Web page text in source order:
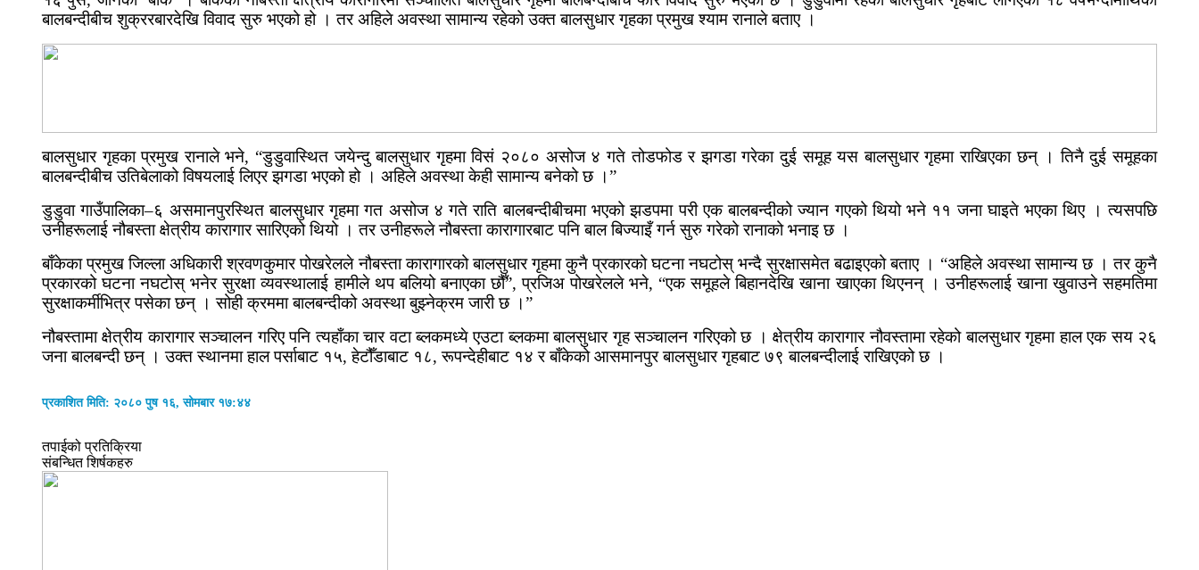
बालबन्दीबीच शुक्ररबारदेखिविवाद सुरु भएको हो । तर अहिले अवस्था सामान्य रहेको उक्त बालसुधार गृहका प्रमुख श्याम रानाले बताए ।
बालसुधार गृहका प्रमुख रानाले भने, “डुडुवास्थित जयेन्दुबालसुधार गृहमाविसं २०८० असोज ४ गते तोडफोड र झगडा गरेका दुई समूह यस बालसुधार गृहमा राखिएका छन् । तिनै दुई समूहका
बालबन्दीबीचउतिबेलाको विषयलाई लिएर झगडा भएको हो । अहिले अवस्था केही सामान्य बनेको छ ।”
डुडुवागाउँपालिका–६ असमानपुरस्थितबालसुधार गृहमा गत असोज ४ गते रातिबालबन्दीबीचमाभएको झडपमा परी एकबालबन्दीकोज्यान गएको थियो भने ११ जना घाइते भएका थिए । त्यसपछि
उनीहरूलाईनौबस्ताक्षेत्रीय कारागार सारिएको थियो । तर उनीहरूलेनौबस्ताकारागारबाट पनि बालबिज्याइँगर्न सुरु गरेको रानाको भनाइ छ ।
बाँकेका प्रमुख जिल्ला अधिकारीश्रवणकुमार पोखरेलले नौबस्ताकारागारको बालसुधार गृहमा कुनै प्रकारको घटना नघटोस् भन्दै सुरक्षासमेत बढाइएको बताए । “अहिले अवस्था सामान्य छ । तर कुनै
प्रकारको घटना नघटोस् भनेर सुरक्षा व्यवस्थालाई हामीले थप बलियो बनाएका छौँ”,प्रजिअ पोखरेललेभने, “एक समूहले बिहानदेखि खाना खाएका थिएनन् ।उनीहरूलाईखाना खुवाउने सहमतिमा
सुरक्षाकर्मीभित्र पसेका छन् । सोही क्रममाबालबन्दीकोअवस्थाबुझ्नेक्रमजारी छ ।”
नौबस्तामाक्षेत्रीय कारागार सञ्चालन गरिए पनित्यहाँकाचार वटा ब्लकमध्ये एउटा ब्लकमा बालसुधार गृह सञ्चालन गरिएको छ । क्षेत्रीय कारागारनौवस्तामारहेको बालसुधार गृहमा हाल एक सय २६
जनाबालबन्दीछन् । उक्त स्थानमा हाल पर्साबाट १५,हेटौँडाबाट १८, रूपन्देहीबाट १४ र बाँकेकोआसमानपुरबालसुधार गृहबाट ७९बालबन्दीलाईराखिएको छ ।
प्रकाशित मिति: २०८० पुष १६, सोमबार १७:४४
तपाईको प्रतिक्रिया
संबन्धित शिर्षकहरु